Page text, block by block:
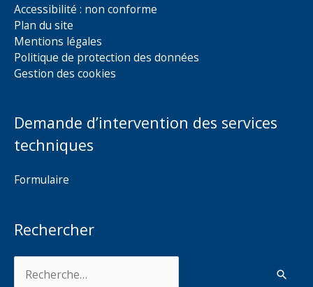
Accessibilité : non conforme
Plan du site
Mentions légales
Politique de protection des données
Gestion des cookies
Demande d’intervention des services
techniques
Formulaire
Rechercher